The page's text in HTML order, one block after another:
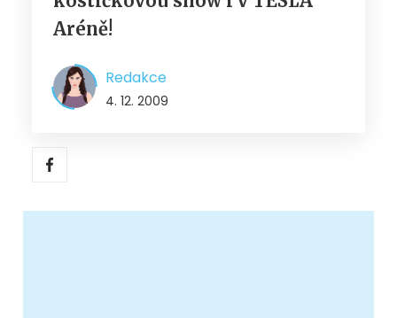
Aréně!
Redakce
4. 12. 2009